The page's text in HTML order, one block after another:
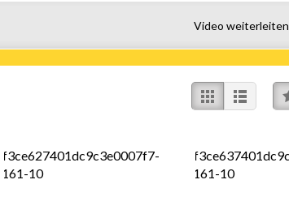
Video weiterleiten